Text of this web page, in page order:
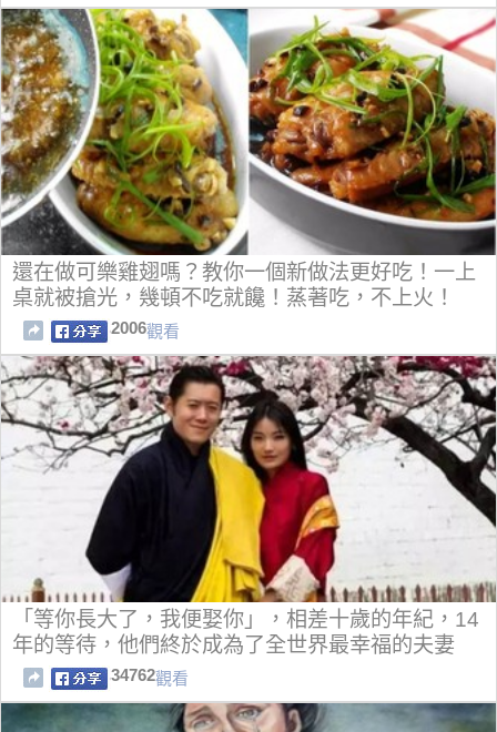
還在做可樂雞翅嗎？教你一個新做法更好吃！一上
桌就被搶光，幾頓不吃就饞！蒸著吃，不上火！
2006觀看
「等你長大了，我便娶你」，相差十歲的年紀，14
年的等待，他們終於成為了全世界最幸福的夫妻
34762觀看